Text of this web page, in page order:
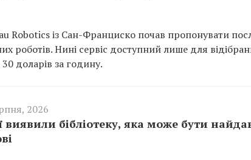
Robotics із Сан-Франциско почав пропонувати
роботів. Нині сервіс доступний лише для
доларів за годину.
2026
виявили бібліотеку, яка може бути